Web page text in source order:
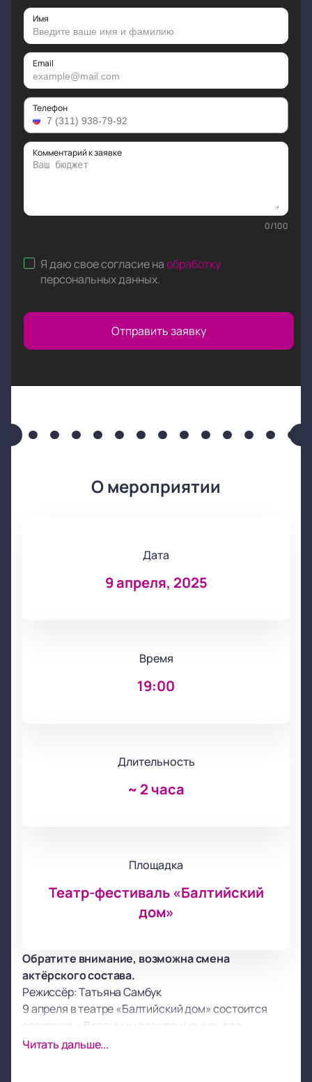
Имя
Email
Телефон
Комментарий к заявке
0/100
Я даю свое согласие наобработку
персональных данных.
Отправить заявку
О мероприятии
Дата
9 апреля, 2025
Время
19:00
Длительность
~ 2 часа
Площадка
Театр-фестиваль «Балтийский
дом»
Обратите внимание, возможна смена
актёрского состава.
Режиссёр: Татьяна Самбук
9 апреля в театре «Балтийский дом» состоится
спектакль «Вспомним всех поименно» под
руководством режиссера Татьяны Самбук. Это
Читать дальше...